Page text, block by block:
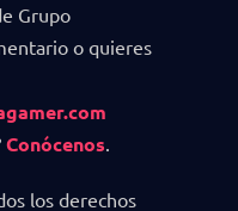
Grupo
o quieres
Conócenos
los derechos